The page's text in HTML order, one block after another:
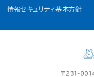
情報セキュリティ基本方針
〒231-